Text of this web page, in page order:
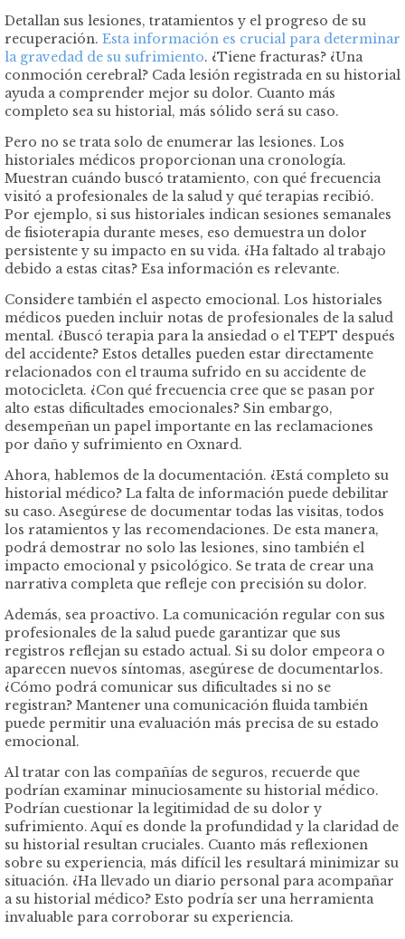
Detallan sus lesiones, tratamientos y el progreso de su
recuperación. Esta información es crucial para determinar
la gravedad de su sufrimiento. ¿Tiene fracturas? ¿Una
conmoción cerebral? Cada lesión registrada en su historial
ayuda a comprender mejor su dolor. Cuanto más
completo sea su historial, más sólido será su caso.
Pero no se trata solo de enumerar las lesiones. Los
historiales médicos proporcionan una cronología.
Muestran cuándo buscó tratamiento, con qué frecuencia
visitó a profesionales de la salud y qué terapias recibió.
Por ejemplo, si sus historiales indican sesiones semanales
de fisioterapia durante meses, eso demuestra un dolor
persistente y su impacto en su vida. ¿Ha faltado al trabajo
debido a estas citas? Esa información es relevante.
Considere también el aspecto emocional. Los historiales
médicos pueden incluir notas de profesionales de la salud
mental. ¿Buscó terapia para la ansiedad o el TEPT después
del accidente? Estos detalles pueden estar directamente
relacionados con el trauma sufrido en su accidente de
motocicleta. ¿Con qué frecuencia cree que se pasan por
alto estas dificultades emocionales? Sin embargo,
desempeñan un papel importante en las reclamaciones
por daño y sufrimiento en Oxnard.
Ahora, hablemos de la documentación. ¿Está completo su
historial médico? La falta de información puede debilitar
su caso. Asegúrese de documentar todas las visitas, todos
los ratamientos y las recomendaciones. De esta manera,
podrá demostrar no solo las lesiones, sino también el
impacto emocional y psicológico. Se trata de crear una
narrativa completa que refleje con precisión su dolor.
Además, sea proactivo. La comunicación regular con sus
profesionales de la salud puede garantizar que sus
registros reflejan su estado actual. Si su dolor empeora o
aparecen nuevos síntomas, asegúrese de documentarlos.
¿Cómo podrá comunicar sus dificultades si no se
registran? Mantener una comunicación fluida también
puede permitir una evaluación más precisa de su estado
emocional.
Al tratar con las compañías de seguros, recuerde que
podrían examinar minuciosamente su historial médico.
Podrían cuestionar la legitimidad de su dolor y
sufrimiento. Aquí es donde la profundidad y la claridad de
su historial resultan cruciales. Cuanto más reflexionen
sobre su experiencia, más difícil les resultará minimizar su
situación. ¿Ha llevado un diario personal para acompañar
a su historial médico? Esto podría ser una herramienta
invaluable para corroborar su experiencia.